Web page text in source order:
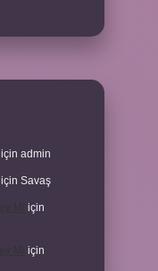
için admin
için Savaş
için
için